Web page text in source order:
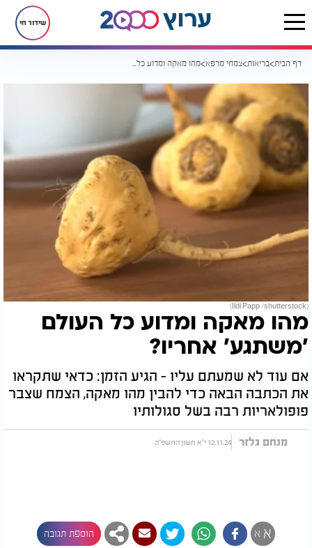
שידור חי
דף הבית בריאות צמחי מרפא מהו מאקה ומדוע כל העולם 'משתגע' אחריו?
(Ildi Papp /shutterstock)
מהו מאקה ומדוע כל העולם
'משתגע' אחריו?
אם עוד לא שמעתם עליו - הגיע הזמן: כדאי שתקראו
את הכתבה הבאה כדי להבין מהו מאקה, הצמח שצבר
פופולאריות רבה בשל סגולותיו
מנחם גלזר 12.11.24 י"א חשון התשפ"ה
א א הוספת תגובה